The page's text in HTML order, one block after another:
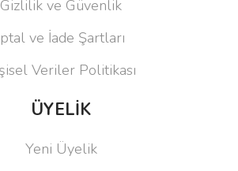
Gizlilik ve Güvenlik
ve İade Şartları
Veriler Politikası
ÜYELİK
Yeni Üyelik